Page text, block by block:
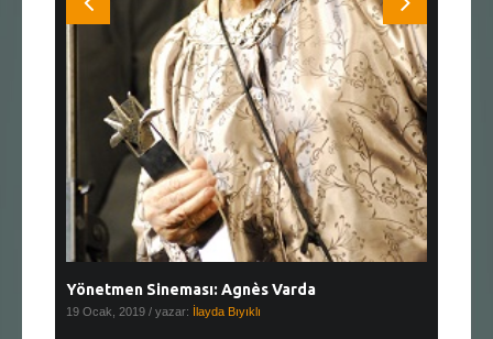
Yönetmen Sineması: Agnès Varda
19 Ocak, 2019 / yazar: İlayda Bıyıklı